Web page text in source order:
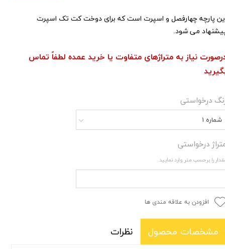
پارچه چهارفصل و اسپرت است که برای دوخت کت تک اسپرت
می شود.
نیاز به متراژهای متفاوت یا خرید عمده لطفاً تماس
درخواستی
شماره 1
درخواستی
را برحسب متر وارد نمایید.
افزودن به علاقه مندی ها
مشخصات محصول نظرات